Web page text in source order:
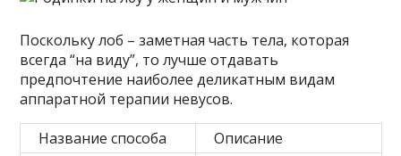
Поскольку лоб – заметная часть тела, которая
всегда “на виду”, то лучше отдавать
предпочтение наиболее деликатным видам
аппаратной терапии невусов.
Название способа
Описание